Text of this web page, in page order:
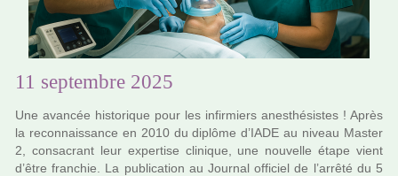
11 septembre 2025
Une avan­cée his­to­ri­que pour les infir­miers anes­thé­sis­tes ! Après
la reconnais­sance en 2010 du diplôme d’IADE au niveau Master
2, consa­crant leur exper­tise cli­ni­que, une nou­velle étape vient
d’être fran­chie. La publi­ca­tion au Journal offi­ciel de l’arrêté du 5